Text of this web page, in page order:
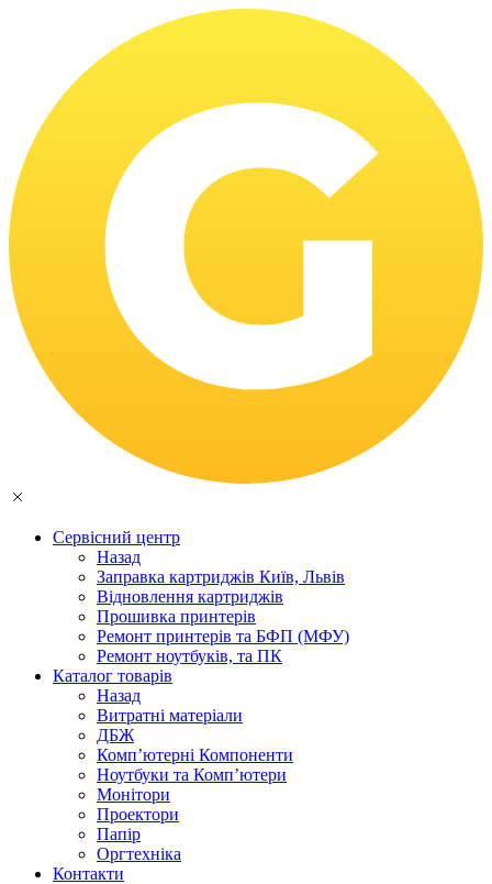
Сервісний центр
Назад
Заправка картриджів Київ, Львів
Відновлення картриджів
Прошивка принтерів
Ремонт принтерів та БФП (МФУ)
Ремонт ноутбуків, та ПК
Каталог товарів
Назад
Витратні матеріали
ДБЖ
Комп’ютерні Компоненти
Ноутбуки та Комп’ютери
Монітори
Проектори
Папір
Оргтехніка
Контакти